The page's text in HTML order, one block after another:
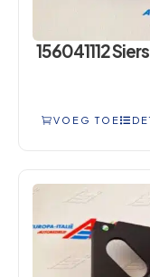
156041112
VOEG TOE